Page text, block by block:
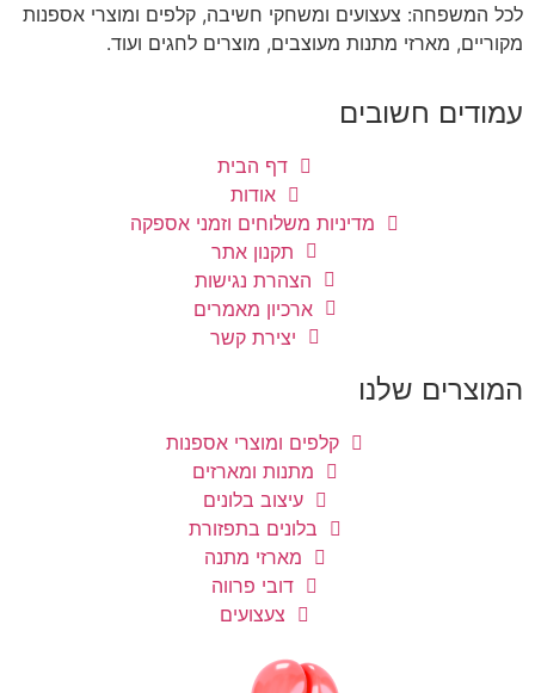
לכל המשפחה: צעצועים ומשחקי חשיבה, קלפים ומוצרי אספנות
מקוריים, מארזי מתנות מעוצבים, מוצרים לחגים ועוד.
עמודים חשובים
דף הבית
אודות
מדיניות משלוחים וזמני אספקה
תקנון אתר
הצהרת נגישות
ארכיון מאמרים
יצירת קשר
המוצרים שלנו
קלפים ומוצרי אספנות
מתנות ומארזים
עיצוב בלונים
בלונים בתפזורת
מארזי מתנה
דובי פרווה
צעצועים